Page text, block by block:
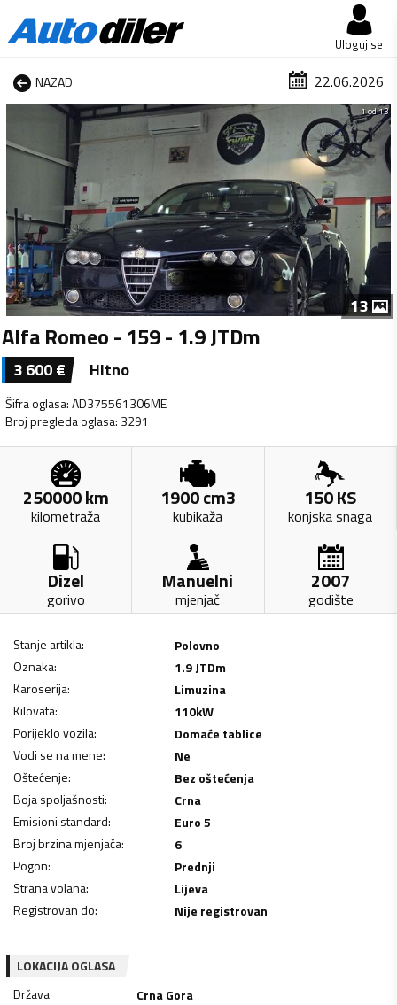
Uloguj se
NAZAD 22.06.2026
1 od 13
13
Alfa Romeo - 159 - 1.9 JTDm
3 600€ Hitno
Šifra oglasa:AD375561306ME
Broj pregleda oglasa: 3291
250000km
kilometraža
1900cm3
kubikaža
150KS
konjska snaga
Dizel
gorivo
Manuelni
mjenjač
2007
godište
Stanje artikla:
Polovno
Oznaka:
1.9 JTDm
Karoserija:
Limuzina
Kilovata: 110kW
Porijeklo vozila:
Domaće tablice
Vodi se na mene:
Ne
Oštećenje:
Bez oštećenja
Boja spoljašnosti:
Crna
Emisioni standard:
Euro 5
Broj brzina mjenjača:
6
Pogon:
Prednji
Strana volana:
Lijeva
Registrovan do: Nije registrovan
LOKACIJA OGLASA
Država
Crna Gora